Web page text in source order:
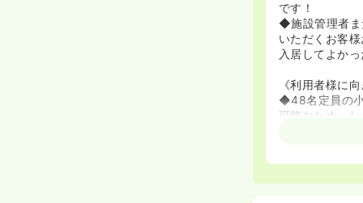
です！
◆施設管理者ま
いただくお客
入居してよか
《利用者様に
◆48名定員の小
可能なため、
◆また、利用
ます！